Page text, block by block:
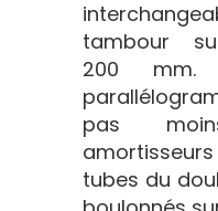
tambour
200
pas
tubes du